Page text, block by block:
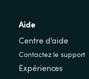
Aide
Centre d'aide
Contactez le support
Expériences